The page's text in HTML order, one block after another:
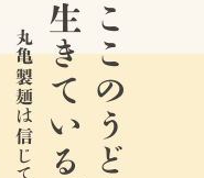
生きている。